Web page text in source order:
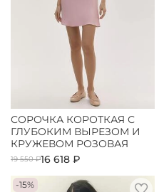
СОРОЧКА КОРОТКАЯ С
ГЛУБОКИМ ВЫРЕЗОМ И
КРУЖЕВОМ РОЗОВАЯ
19 550 ₽16 618 ₽
-15%